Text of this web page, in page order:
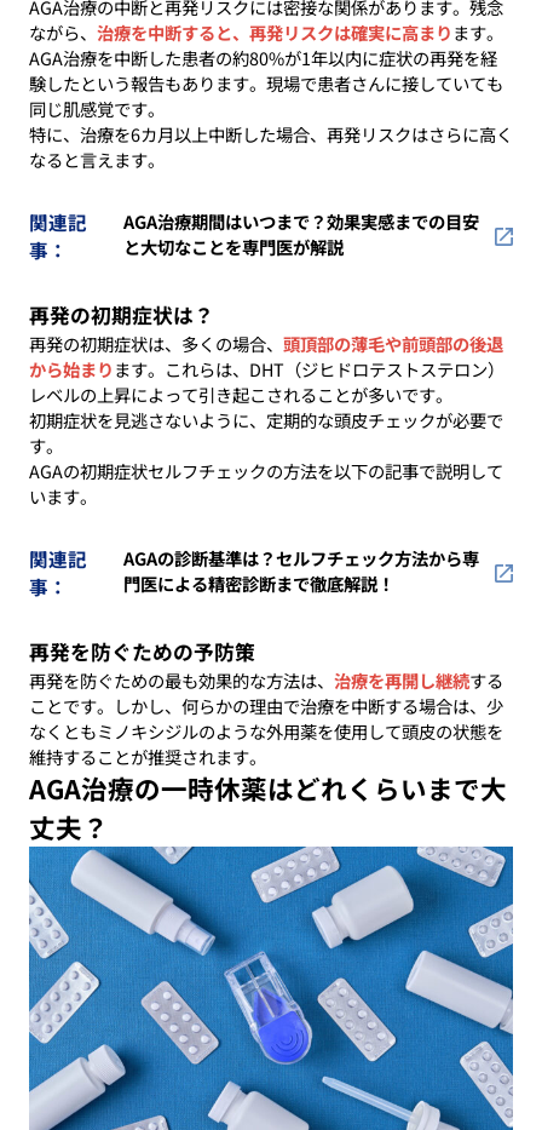
AGA治療の中断と再発リスクには密接な関係があります。残念
ながら、 治療を中断すると、再発リスクは確実に高まります。
AGA治療を中断した患者の約80%が1年以内に症状の再発を経
験したという報告もあります。現場で患者さんに接していても
同じ肌感覚です。
特に、治療を6カ月以上中断した場合、再発リスクはさらに高く
なると言えます。
関連記
事：
AGA治療期間はいつまで？効果実感までの目安
と大切なことを専門医が解説
再発の初期症状は？
再発の初期症状は、多くの場合、 頭頂部の薄毛や前頭部の後退
から始まります。これらは、DHT（ジヒドロテストステロン）
レベルの上昇によって引き起こされることが多いです。
初期症状を見逃さないように、定期的な頭皮チェックが必要で
す。
AGAの初期症状セルフチェックの方法を以下の記事で説明して
います。
関連記
事：
AGAの診断基準は？セルフチェック方法から専
門医による精密診断まで徹底解説！
再発を防ぐための予防策
再発を防ぐための最も効果的な方法は、 治療を再開し継続する
ことです。しかし、何らかの理由で治療を中断する場合は、少
なくともミノキシジルのような外用薬を使用して頭皮の状態を
維持することが推奨されます。
AGA治療の一時休薬はどれくらいまで大
丈夫？